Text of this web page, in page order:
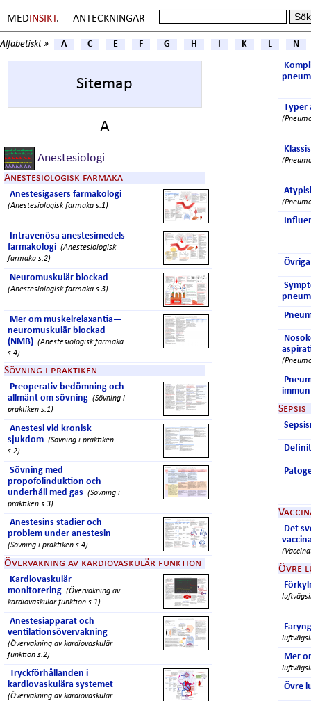
MED INSIKT. ANTECKNINGAR
Alfabetiskt » A C E F G H I K L N
Sitemap
A
Anestesiologi
Anestesiologisk farmaka
Anestesigasers farmakologi
(Anestesiologisk farmaka s.1)
Intravenösa anestesimedels
farmakologi (Anestesiologisk
farmaka s.2)
Neuromuskulär blockad
(Anestesiologisk farmaka s.3)
Mer om muskelrelaxantia—
neuromuskulär blockad
(NMB) (Anestesiologisk farmaka
s.4)
Sövning i praktiken
Preoperativ bedömning och
allmänt om sövning (Sövning i
praktiken s.1)
Anestesi vid kronisk
sjukdom (Sövning i praktiken
s.2)
Sövning med
propofolinduktion och
underhåll med gas (Sövning i
praktiken s.3)
Anestesins stadier och
problem under anestesin
(Sövning i praktiken s.4)
Övervakning av kardiovaskulär funktion
Kardiovaskulär
monitorering (Övervakning av
kardiovaskulär funktion s.1)
Anestesiapparat och
ventilationsövervakning
(Övervakning av kardiovaskulär
funktion s.2)
Tryckförhållanden i
kardiovaskulära systemet
(Övervakning av kardiovaskulär
Typer
Sepsis
Det
Övre
Mer
Övre